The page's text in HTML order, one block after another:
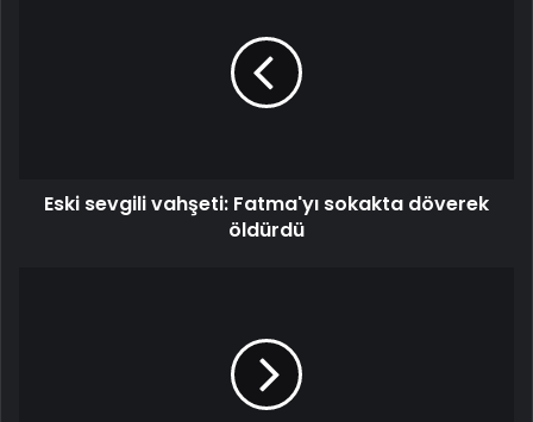
Eski sevgili vahşeti: Fatma'yı sokakta döverek
öldürdü